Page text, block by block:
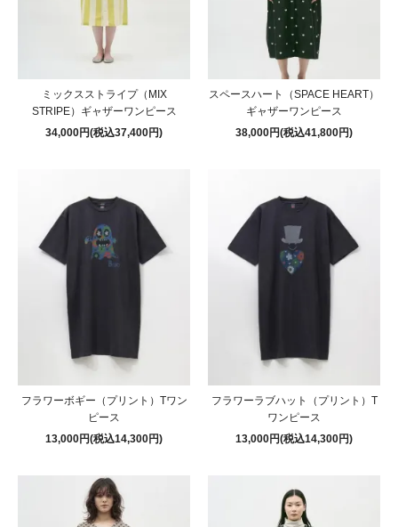
ミックスストライプ（MIX
STRIPE）ギャザーワンピース
34,000円(税込37,400円)
スペースハート（SPACE HEART）
ギャザーワンピース
38,000円(税込41,800円)
フラワーボギー（プリント）Tワン
ピース
13,000円(税込14,300円)
フラワーラブハット（プリント）T
ワンピース
13,000円(税込14,300円)